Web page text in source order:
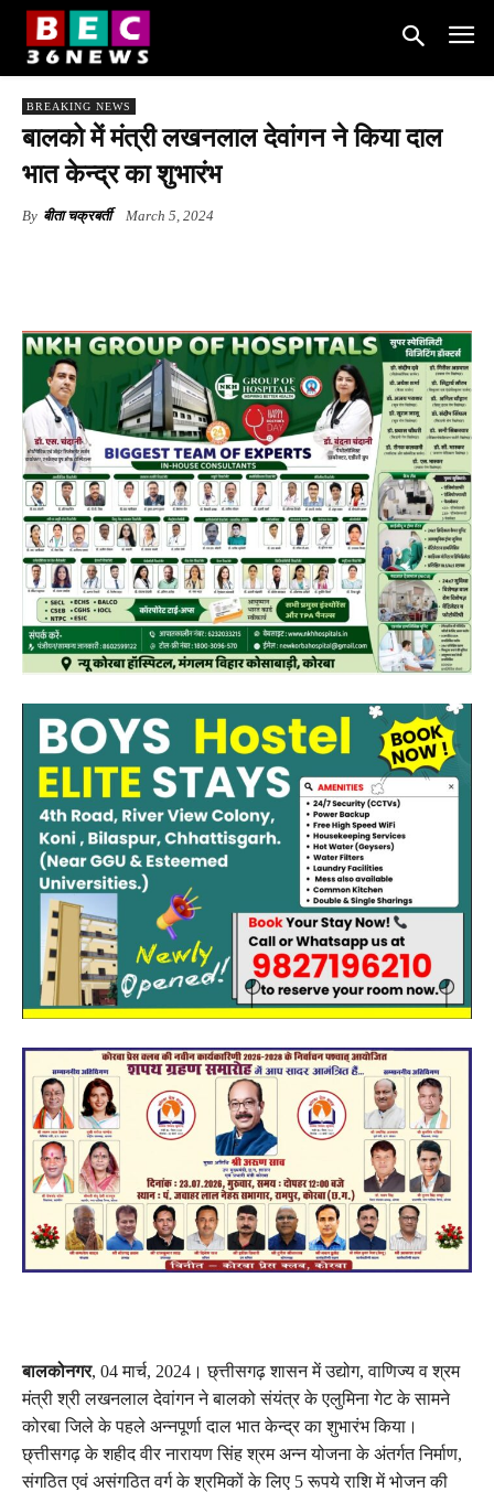
BREAKING NEWS
बालको में मंत्री लखनलाल देवांगन ने किया दाल
भात केन्द्र का शुभारंभ
By बीता चक्रबर्ती March 5, 2024
बालकोनगर, 04 मार्च, 2024। छ्त्तीसगढ़ शासन में उद्योग, वाणिज्य व श्रम
मंत्री श्री लखनलाल देवांगन ने बालको संयंत्र के एलुमिना गेट के सामने
कोरबा जिले के पहले अन्नपूर्णा दाल भात केन्द्र का शुभारंभ किया।
छ्त्तीसगढ़ के शहीद वीर नारायण सिंह श्रम अन्न योजना के अंतर्गत निर्माण,
संगठित एवं असंगठित वर्ग के श्रमिकों के लिए 5 रूपये राशि में भोजन की